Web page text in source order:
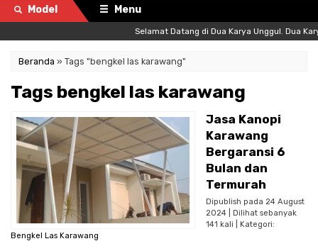
Model Menu
Selamat Datang di Dua Karya Unggul. Dua
Beranda » Tags "bengkel las karawang"
Tags bengkel las karawang
Jasa Kanopi
Karawang
Bergaransi 6
Bulan dan
Termurah
Dipublish pada 24 August
2024 | Dilihat sebanyak
141 kali | Kategori:
Bengkel Las Karawang